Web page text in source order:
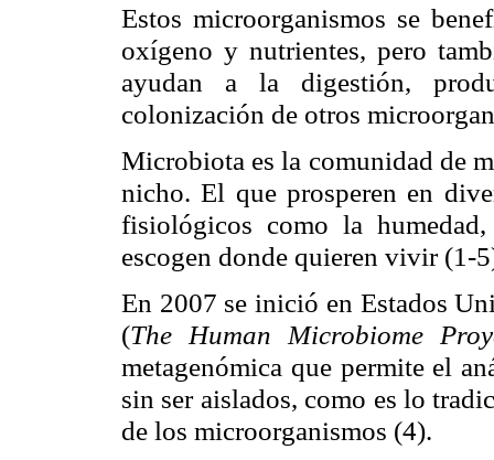
Estos microorganismos se
oxígeno y nutrientes, pero
ayudan a la digestión,
colonización de otros
Microbiota es la comunidad de
nicho. El que prosperen en
fisiológicos como la
escogen donde quieren vivir (1-
En 2007 se inició en Estados
(The Human Microbiome
metagenómica que permite el
sin ser aislados, como es lo
de los microorganismos (4).